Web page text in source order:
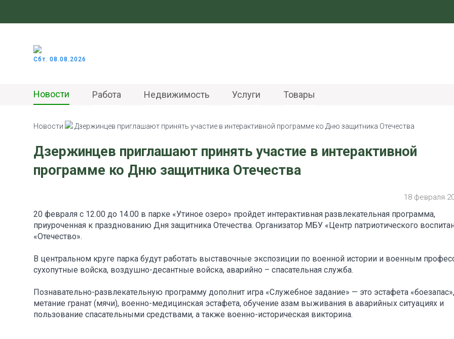
Сбт. 08.08.2026
Новости Работа Недвижимость Услуги Товары
Новости Дзержинцев приглашают принять участие в интерактивной программе ко Дню защитника Отечества
Дзержинцев приглашают принять участие в интерактивной
программе ко Дню защитника Отечества
18 февраля
20 февраля с 12.00 до 14.00 в парке «Утиное озеро» пройдет интерактивная развлекательная программа,
приуроченная к празднованию Дня защитника Отечества. Организатор МБУ «Центр патриотического
«Отечество».
В центральном круге парка будут работать выставочные экспозиции по военной истории и военным
сухопутные войска, воздушно-десантные войска, аварийно – спасательная служба.
Познавательно-развлекательную программу дополнит игра «Служебное задание» — это эстафета «боезапас»,
метание гранат (мячи), военно-медицинская эстафета, обучение азам выживания в аварийных ситуациях и
пользование спасательными средствами, а также военно-историческая викторина.